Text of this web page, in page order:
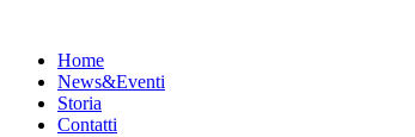
Home
News&Eventi
Storia
Contatti